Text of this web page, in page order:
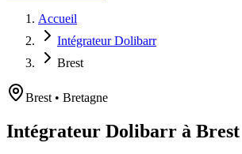
Accueil
Intégrateur Dolibarr
Brest
Brest • Bretagne
Intégrateur Dolibarr à Brest